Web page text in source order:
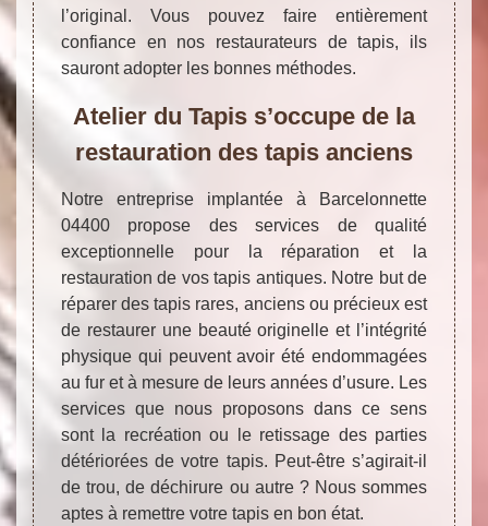
l’original. Vous pouvez faire entièrement
confiance en nos restaurateurs de tapis, ils
sauront adopter les bonnes méthodes.
Atelier du Tapis s’occupe de la
restauration des tapis anciens
Notre entreprise implantée à Barcelonnette
04400 propose des services de qualité
exceptionnelle pour la réparation et la
restauration de vos tapis antiques. Notre but de
réparer des tapis rares, anciens ou précieux est
de restaurer une beauté originelle et l’intégrité
physique qui peuvent avoir été endommagées
au fur et à mesure de leurs années d’usure. Les
services que nous proposons dans ce sens
sont la recréation ou le retissage des parties
détériorées de votre tapis. Peut-être s’agirait-il
de trou, de déchirure ou autre ? Nous sommes
aptes à remettre votre tapis en bon état.